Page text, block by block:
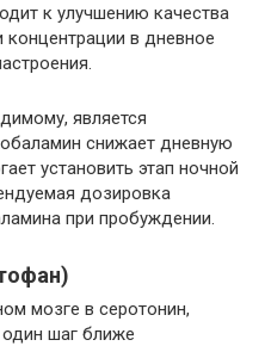
к улучшению качества
в дневное
является
снижает дневную
установить этап ночной
дозировка
при пробуждении.
мозге в серотонин,
шаг ближе